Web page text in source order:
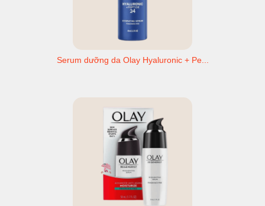
Serum dưỡng da Olay Hyaluronic + Pe...